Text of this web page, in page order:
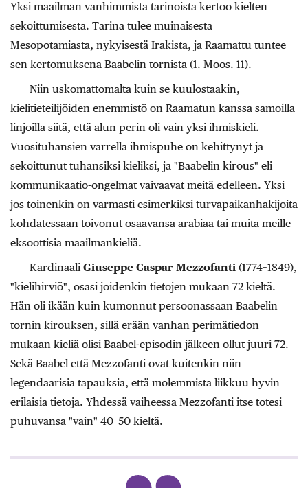
Yksi maailman vanhimmista tarinoista kertoo kielten
sekoittumisesta. Tarina tulee muinaisesta
Mesopotamiasta, nykyisestä Irakista, ja Raamattu tuntee
sen kertomuksena Baabelin tornista (1. Moos. 11).
Niin uskomattomalta kuin se kuulostaakin,
kielitieteilijöiden enemmistö on Raamatun kanssa samoilla
linjoilla siitä, että alun perin oli vain yksi ihmiskieli.
Vuosituhansien varrella ihmispuhe on kehittynyt ja
sekoittunut tuhansiksi kieliksi, ja "Baabelin kirous" eli
kommunikaatio-ongelmat vaivaavat meitä edelleen. Yksi
jos toinenkin on varmasti esimerkiksi turvapaikanhakijoita
kohdatessaan toivonut osaavansa arabiaa tai muita meille
eksoottisia maailmankieliä.
Kardinaali Giuseppe Caspar Mezzofanti (1774–1849),
"kielihirviö", osasi joidenkin tietojen mukaan 72 kieltä.
Hän oli ikään kuin kumonnut persoonassaan Baabelin
tornin kirouksen, sillä erään vanhan perimätiedon
mukaan kieliä olisi Baabel-episodin jälkeen ollut juuri 72.
Sekä Baabel että Mezzofanti ovat kuitenkin niin
legendaarisia tapauksia, että molemmista liikkuu hyvin
erilaisia tietoja. Yhdessä vaiheessa Mezzofanti itse totesi
puhuvansa "vain" 40–50 kieltä.